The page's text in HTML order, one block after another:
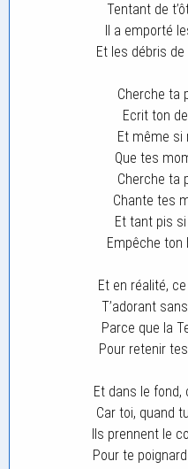
Tentant de
Il a emporté
Et les débris
Cherche ta
Ecrit ton
Et même si
Que tes
Cherche ta
Chante tes
Et tant pis
Empêche ton
Et en réalité,
T’adorant
Parce que la
Pour retenir
Et dans le
Car toi, quand
Ils prennent le
Pour te